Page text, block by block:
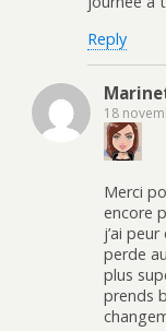
Reply
18
Merci
encore
j’ai
perde
plus
prends